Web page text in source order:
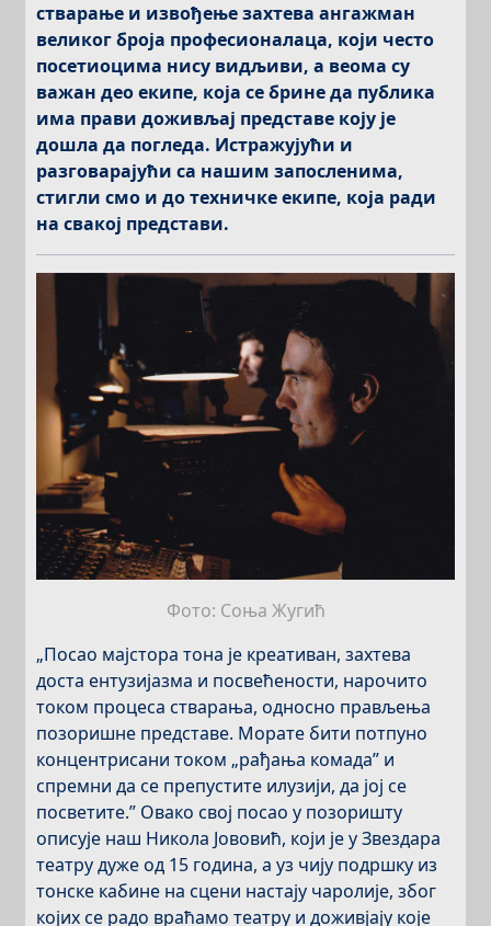
стварање и извођење захтева ангажман
великог броја професионалаца, који често
пoсетиоцима нису видљиви, а веома су
важан део екипе, која се брине да публика
има прави доживљај представе коју је
дошла да погледа. Истражујући и
разговарајући са нашим запосленима,
стигли смо и до техничке екипе, која ради
на свакој представи.
Фото: Соња Жугић
„Посао мајстора тона је креативан, захтева
доста ентузијазма и посвећености, нарочито
током процеса стварања, односно прављења
позоришне представе. Морате бити потпуно
концентрисани током „рађања комада” и
спремни да се препустите илузији, да јој се
посветите.” Овако свој посао у позоришту
описује наш Никола Јововић, који је у Звездара
театру дуже од 15 година, а уз чију подршку из
тонске кабине на сцени настају чаролије, због
којих се радо враћамо театру и доживјају које